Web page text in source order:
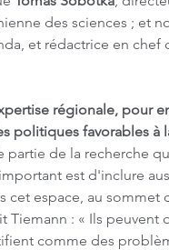
des sciences ; et
et rédactrice en chef
régionale, pour
politiques favorables à
de la recherche
est d'inclure
cet espace, au sommet
: « Ils peuvent
comme des